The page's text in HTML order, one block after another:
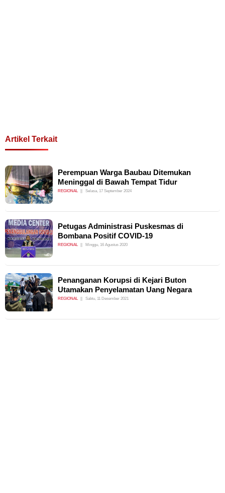
Artikel Terkait
Perempuan Warga Baubau Ditemukan
Meninggal di Bawah Tempat Tidur
REGIONAL Selasa, 17 September 2024
Petugas Administrasi Puskesmas di
Bombana Positif COVID-19
REGIONAL Minggu, 16 Agustus 2020
Penanganan Korupsi di Kejari Buton
Utamakan Penyelamatan Uang Negara
REGIONAL Sabtu, 11 Desember 2021